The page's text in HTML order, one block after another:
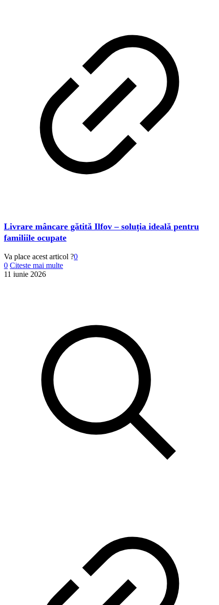
Livrare mâncare gătită Ilfov – soluția ideală pentru
familiile ocupate
Va place acest articol ?0
0 Citeste mai multe
11 iunie 2026